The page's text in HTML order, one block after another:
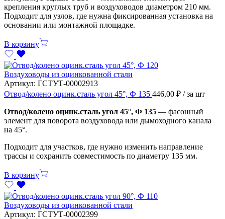
крепления круглых труб и воздуховодов диаметром 210 мм.
Подходит для узлов, где нужна фиксированная установка на
основании или монтажной площадке.
В корзину
Воздуховоды из оцинкованной стали
Артикул: ГСТУТ-00002913
Отвод/колено оцинк.сталь угол 45°, Ф 135 446,00 ₽ / за шт
Отвод/колено оцинк.сталь угол 45°, Ф 135 — фасонный
элемент для поворота воздуховода или дымоходного канала
на 45°.
Подходит для участков, где нужно изменить направление
трассы и сохранить совместимость по диаметру 135 мм.
В корзину
Воздуховоды из оцинкованной стали
Артикул: ГСТУТ-00002399